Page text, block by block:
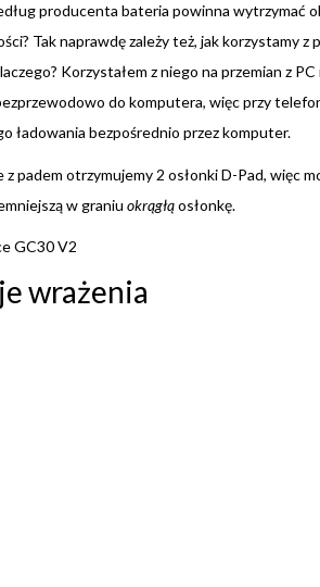
producenta bateria powinna wytrzymać
Tak naprawdę zależy też, jak korzystamy z
Korzystałem z niego na przemian z
do komputera, więc przy
ładowania bezpośrednio przez komputer.
z padem otrzymujemy 2 osłonki D-Pad, więc
w graniu okrągłąosłonkę.
wrażenia